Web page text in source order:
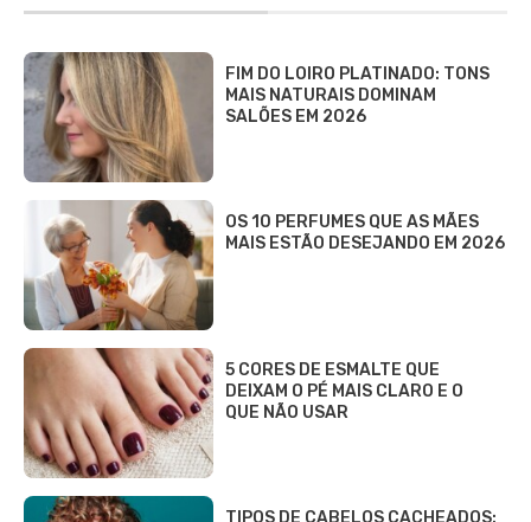
FIM DO LOIRO PLATINADO: TONS
MAIS NATURAIS DOMINAM
SALÕES EM 2026
OS 10 PERFUMES QUE AS MÃES
MAIS ESTÃO DESEJANDO EM 2026
5 CORES DE ESMALTE QUE
DEIXAM O PÉ MAIS CLARO E O
QUE NÃO USAR
TIPOS DE CABELOS CACHEADOS: